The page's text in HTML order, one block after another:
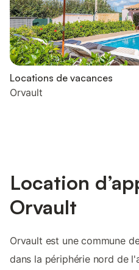
Locations de vacances
Orvault
Location
Orvault
Orvault est une commune
dans la périphérie nord de